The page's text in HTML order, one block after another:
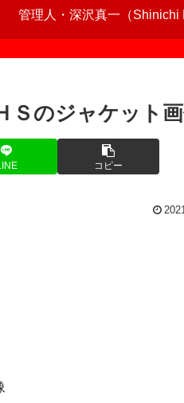
管理人・深沢真一（Shinichi
Ｓのジャケット
コピー